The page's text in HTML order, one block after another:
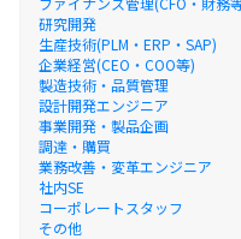
研究開発
生産技術(PLM・ERP・SAP)
企業経営(CEO・COO等)
製造技術・品質管理
設計開発エンジニア
事業開発・製品企画
調達・購買
業務改善・変革エンジニア
社内SE
コーポレートスタッフ
その他